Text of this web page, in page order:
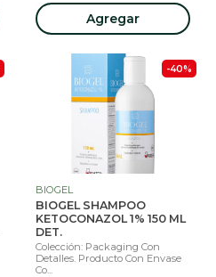
Agregar
-40%
BIOGEL
BIOGEL SHAMPOO
KETOCONAZOL 1% 150 ML
DET.
Colección: Packaging Con
Detalles. Producto Con Envase
Co...